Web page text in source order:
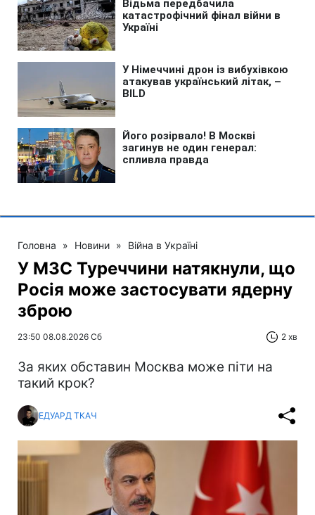
Головна » Новини » Війна в Україні
У МЗС Туреччини натякнули, що
Росія може застосувати ядерну
зброю
23:50 08.08.2026 Сб 2 хв
За яких обставин Москва може піти на
такий крок?
ЕДУАРД ТКАЧ